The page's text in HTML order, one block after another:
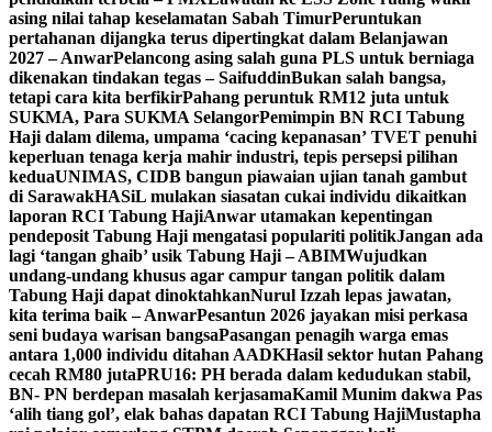
asing nilai tahap keselamatan Sabah TimurPeruntukan
pertahanan dijangka terus dipertingkat dalam Belanjawan
2027 – AnwarPelancong asing salah guna PLS untuk berniaga
dikenakan tindakan tegas – SaifuddinBukan salah bangsa,
tetapi cara kita berfikirPahang peruntuk RM12 juta untuk
SUKMA, Para SUKMA SelangorPemimpin BN RCI Tabung
Haji dalam dilema, umpama ‘cacing kepanasan’ TVET penuhi
keperluan tenaga kerja mahir industri, tepis persepsi pilihan
keduaUNIMAS, CIDB bangun piawaian ujian tanah gambut
di SarawakHASiL mulakan siasatan cukai individu dikaitkan
laporan RCI Tabung HajiAnwar utamakan kepentingan
pendeposit Tabung Haji mengatasi populariti politikJangan ada
lagi ‘tangan ghaib’ usik Tabung Haji – ABIMWujudkan
undang-undang khusus agar campur tangan politik dalam
Tabung Haji dapat dinoktahkanNurul Izzah lepas jawatan,
kita terima baik – AnwarPesantun 2026 jayakan misi perkasa
seni budaya warisan bangsaPasangan penagih warga emas
antara 1,000 individu ditahan AADKHasil sektor hutan Pahang
cecah RM80 jutaPRU16: PH berada dalam kedudukan stabil,
BN- PN berdepan masalah kerjasamaKamil Munim dakwa Pas
‘alih tiang gol’, elak bahas dapatan RCI Tabung HajiMustapha